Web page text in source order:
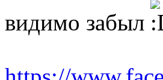
видимо забыл